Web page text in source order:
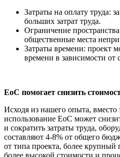
Затраты на оплату труда:
больших затрат труда.
Ограничение
общественные места
Затраты времени: проект
времени в зависимости от
EoC помогает снизить
Исходя из нашего опыта, вместо
использование EoC может
и сократить затраты труда,
составляют 4-8% от общего
от типа проекта, более крупный